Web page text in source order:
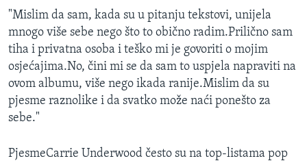
Jezici
"Mislim da sam, kada su u pitanju tekstovi, unijela
mnogo više sebe nego što to obično radim.Prilično sam
tiha i privatna osoba i teško mi je govoriti o mojim
osjećajima.No, čini mi se da sam to uspjela napraviti na
ovom albumu, više nego ikada ranije.Mislim da su
pjesme raznolike i da svatko može naći ponešto za
sebe."
PjesmeCarrie Underwood često su na top-listama pop